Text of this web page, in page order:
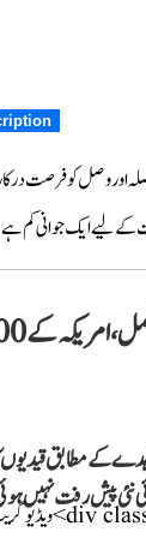
اور وصل کو فرصت
کے لیے ایک جوانی کم ہے
کے مطابق قیدیوں
نئی پیش رفت نہیں